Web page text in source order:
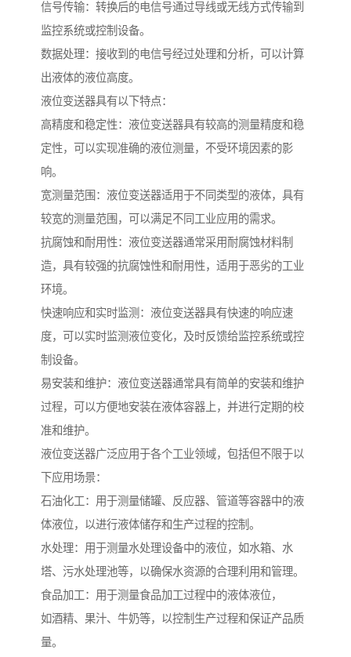
信号传输：转换后的电信号通过导线或无线方式传输到
监控系统或控制设备。
数据处理：接收到的电信号经过处理和分析，可以计算
出液体的液位高度。
液位变送器具有以下特点：
高精度和稳定性：液位变送器具有较高的测量精度和稳
定性，可以实现准确的液位测量，不受环境因素的影
响。
宽测量范围：液位变送器适用于不同类型的液体，具有
较宽的测量范围，可以满足不同工业应用的需求。
抗腐蚀和耐用性：液位变送器通常采用耐腐蚀材料制
造，具有较强的抗腐蚀性和耐用性，适用于恶劣的工业
环境。
快速响应和实时监测：液位变送器具有快速的响应速
度，可以实时监测液位变化，及时反馈给监控系统或控
制设备。
易安装和维护：液位变送器通常具有简单的安装和维护
过程，可以方便地安装在液体容器上，并进行定期的校
准和维护。
液位变送器广泛应用于各个工业领域，包括但不限于以
下应用场景：
石油化工：用于测量储罐、反应器、管道等容器中的液
体液位，以进行液体储存和生产过程的控制。
水处理：用于测量水处理设备中的液位，如水箱、水
塔、污水处理池等，以确保水资源的合理利用和管理。
食品加工：用于测量食品加工过程中的液体液位，
如酒精、果汁、牛奶等，以控制生产过程和保证产品质
量。